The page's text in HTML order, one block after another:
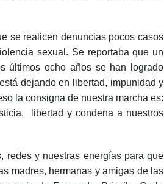
se realicen denuncias pocos casos
sexual. Se reportaba que un
últimos ocho años se han logrado
dejando en libertad, impunidad y
la consigna de nuestra marcha es:
libertad y condena a nuestros
redes y nuestras energías para que
madres, hermanas y amigas de las